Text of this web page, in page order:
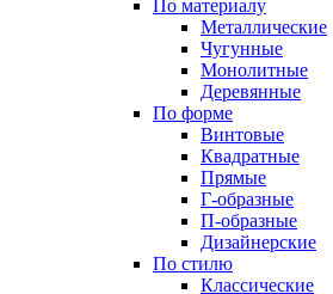
По материалу
Металлические
Чугунные
Монолитные
Деревянные
По форме
Винтовые
Квадратные
Прямые
Г-образные
П-образные
Дизайнерские
По стилю
Классические